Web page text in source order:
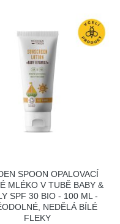
SPOON OPALOVACÍ
MLÉKO V TUBĚ BABY &
SPF 30 BIO - 100 ML -
NEDĚLÁ BÍLÉ
FLEKY